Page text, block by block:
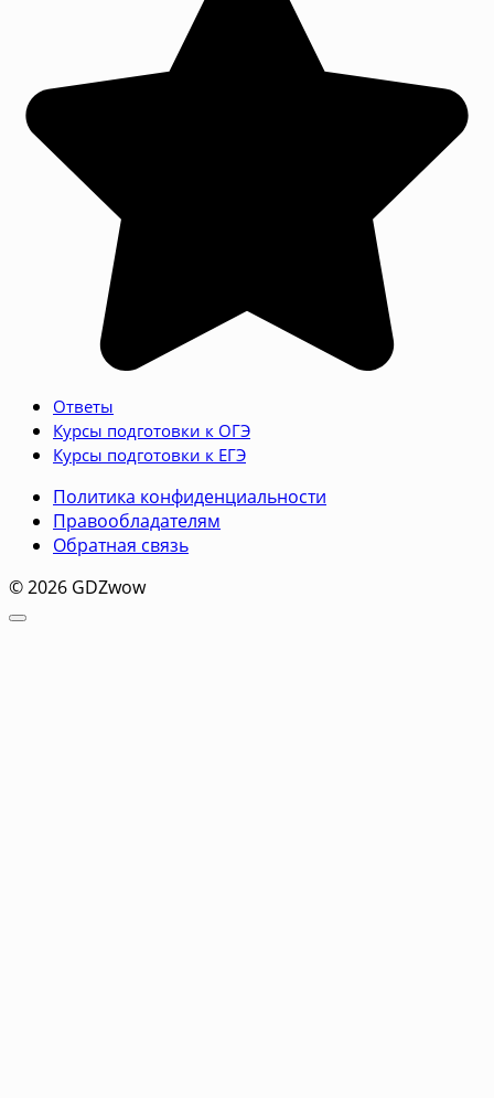
Ответы
Курсы подготовки к ОГЭ
Курсы подготовки к ЕГЭ
Политика конфиденциальности
Правообладателям
Обратная связь
© 2026 GDZwow